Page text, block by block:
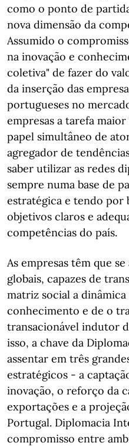
como o ponto de
nova dimensão da
Assumido o
na inovação e
coletiva" de fazer do
da inserção das
portugueses no
empresas a tarefa
papel simultâneo de
agregador de
saber utilizar as redes
sempre numa base de
estratégica e tendo por
objetivos claros e
competências do país.
As empresas têm que
globais, capazes de
matriz social a
conhecimento e de o
transacionável indutor
isso, a chave da
assentar em três
estratégicos - a
inovação, o reforço da
exportações e a
Portugal. Diplomacia
compromisso entre